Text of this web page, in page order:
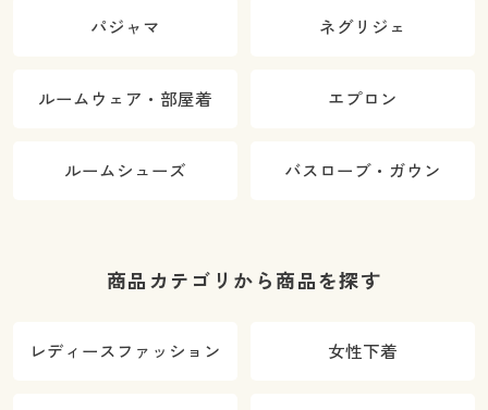
パジャマ ネグリジェ
ルームウェア・部屋着 エプロン
ルームシューズ バスローブ・ガウン
商品カテゴリから商品を探す
レディースファッション 女性下着